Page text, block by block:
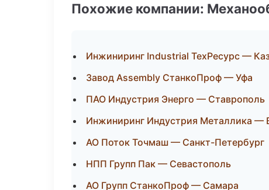
Похожие компании:
Инжиниринг Industrial ТехРесурс —
Завод Assembly СтанкоПроф — Уфа
ПАО Индустрия Энерго — Ставрополь
Инжиниринг Индустрия Металлика —
АО Поток Точмаш — Санкт-Петербург
НПП Групп Пак — Севастополь
АО Групп СтанкоПроф — Самара